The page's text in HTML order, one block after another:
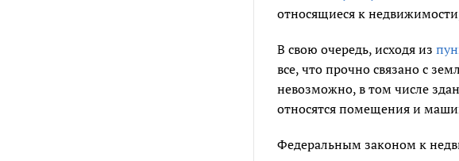
относящиеся к
В свою очередь, исходя из
все, что прочно связано с
невозможно, в том числе
относятся помещения и
Федеральным законом к